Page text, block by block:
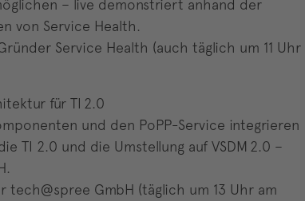
– live demonstriert anhand der
von Service Health.
Service Health (auch täglich um 11 Uhr
für TI 2.0
und den PoPP-Service integrieren
TI 2.0 und die Umstellung auf VSDM 2.0 –
tech@spree GmbH (täglich um 13 Uhr am